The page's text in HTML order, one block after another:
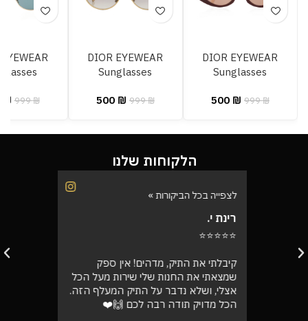
DIOR EYEWEAR
Sunglasses
999₪
500 ₪
DIOR EYEWEAR
Sunglasses
999₪
500 ₪
999₪
₪
הלקוחות שלנו
לצפייה בכל הביקורות »
רינת י.
⭐⭐⭐⭐⭐
קיבלתי את התיק, מדהים! אין ספק
שמצאתי את החנות שלי שירות מעל הכל
אצלי, ושלא נדבר על התיק המעלף הזה.
הכל מדויק תודה רבה לכם 🙌❤️